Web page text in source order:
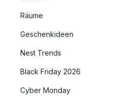
Räume
Geschenkideen
Nest Trends
Black Friday 2026
Cyber Monday